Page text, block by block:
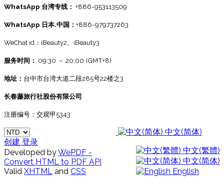
WhatsApp 台湾专线： +886-953113509
WhatsApp 日本.中国： +886-979737263
WeChat id：iBeauty2、 iBeauty3
服务时间： 09:30 － 20:00 (GMT+8)
地址： 台中市台湾大道二段285号22楼之3
长春藤旅行社股份有限公司
注册编号：交观甲5343
中文(简体)
中文(繁體)
中文(简体)
English
创建 登录
Developed byWePDF -
Convert HTML to PDF API
Valid XHTML and CSS